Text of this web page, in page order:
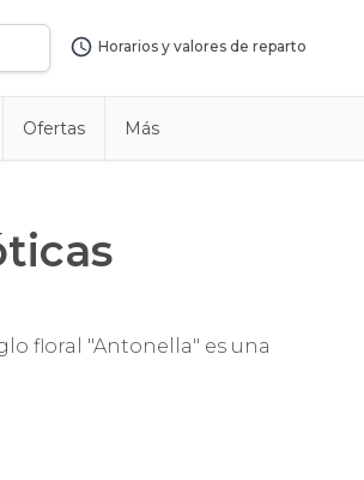
Horarios y valores de reparto
Ofertas Más
floral "Antonella" es una